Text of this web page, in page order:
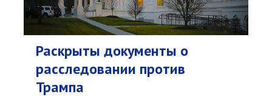
Раскрыты документы о
расследовании против
Трампа